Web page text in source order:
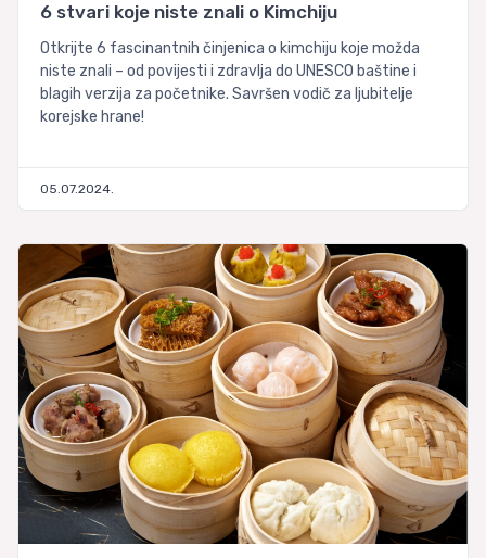
6 stvari koje niste znali o Kimchiju
Otkrijte 6 fascinantnih činjenica o kimchiju koje možda
niste znali – od povijesti i zdravlja do UNESCO baštine i
blagih verzija za početnike. Savršen vodič za ljubitelje
korejske hrane!
05.07.2024.